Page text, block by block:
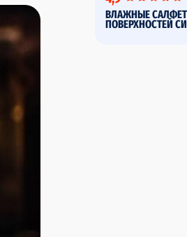
ВЛАЖНЫЕ
ПОВЕРХНОСТЕЙ